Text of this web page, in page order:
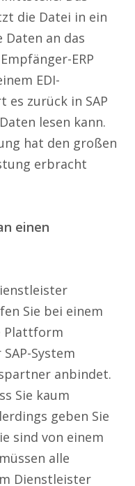
die Datei in ein
an das
ERP
EDI-
zurück in SAP
lesen kann.
hat den großen
erbracht
einen
Sie bei einem
Plattform
System
anbindet.
Sie kaum
geben Sie
sind von einem
alle
Dienstleister